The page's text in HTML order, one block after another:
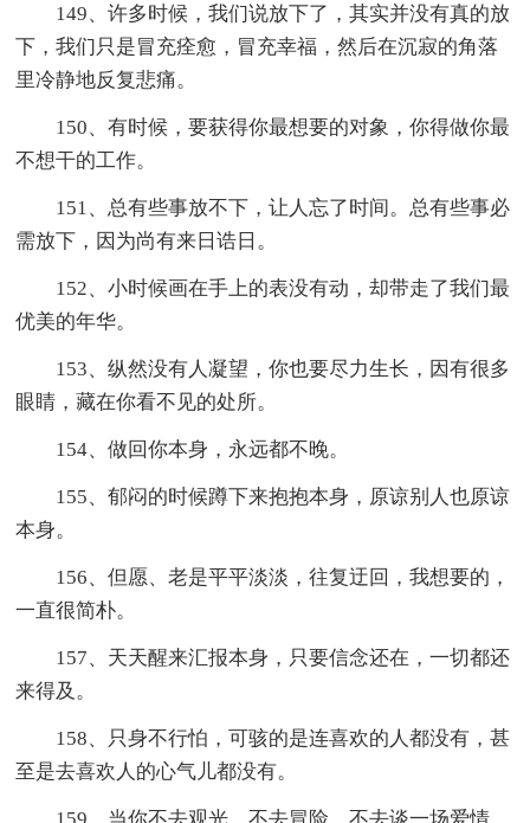
149、许多时候，我们说放下了，其实并没有真的放
下，我们只是冒充痊愈，冒充幸福，然后在沉寂的角落
里冷静地反复悲痛。
150、有时候，要获得你最想要的对象，你得做你最
不想干的工作。
151、总有些事放不下，让人忘了时间。总有些事必
需放下，因为尚有来日诰日。
152、小时候画在手上的表没有动，却带走了我们最
优美的年华。
153、纵然没有人凝望，你也要尽力生长，因有很多
眼睛，藏在你看不见的处所。
154、做回你本身，永远都不晚。
155、郁闷的时候蹲下来抱抱本身，原谅别人也原谅
本身。
156、但愿、老是平平淡淡，往复迂回，我想要的，
一直很简朴。
157、天天醒来汇报本身，只要信念还在，一切都还
来得及。
158、只身不行怕，可骇的是连喜欢的人都没有，甚
至是去喜欢人的心气儿都没有。
159、当你不去观光，不去冒险，不去谈一场爱情，